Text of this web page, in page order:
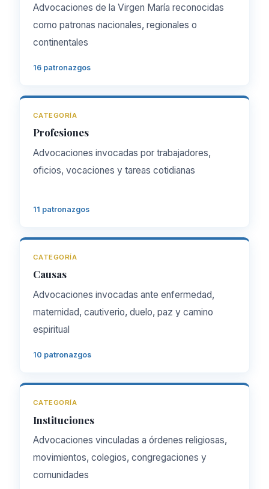
Advocaciones de la Virgen María reconocidas
como patronas nacionales, regionales o
continentales
16 patronazgos
CATEGORÍA
Profesiones
Advocaciones invocadas por trabajadores,
oficios, vocaciones y tareas cotidianas
11 patronazgos
CATEGORÍA
Causas
Advocaciones invocadas ante enfermedad,
maternidad, cautiverio, duelo, paz y camino
espiritual
10 patronazgos
CATEGORÍA
Instituciones
Advocaciones vinculadas a órdenes religiosas,
movimientos, colegios, congregaciones y
comunidades